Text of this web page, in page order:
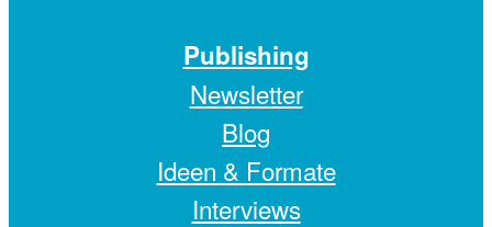
Publishing
Newsletter
Blog
Ideen & Formate
Interviews